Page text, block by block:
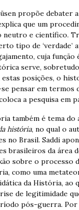
propõe debater
que um
e científico.
tipo de
cuja
serve,
posições, o
pensar em termos
a pesquisa
também é tema
história, no qual o
no Brasil. Saddi
brasileiros da área
sobre o processo
como uma
da História, ao
de legitimidade
pós-guerra. Por